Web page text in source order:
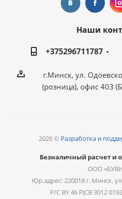
Наши
+375296711787
г.Минск, ул.
(розница), офис 403
2026 © Разработка и
Безналичный расчет и
ООО
Юр.адрес: 220018 г. Минск,
Р/С BY 46 PJCB 3012